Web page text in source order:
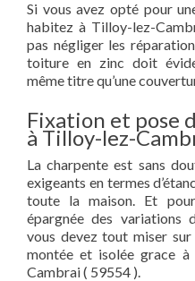
Si vous avez opté pour
habitez à Tilloy-lez-
pas négliger les
toiture en zinc doit
même titre qu’une
Fixation et pose
à Tilloy-lez-
La charpente est sans
exigeants en termes
toute la maison. Et
épargnée des variations
vous devez tout miser
montée et isolée grace
Cambrai ( 59554 ).